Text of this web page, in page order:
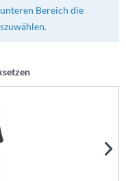
Bereich die